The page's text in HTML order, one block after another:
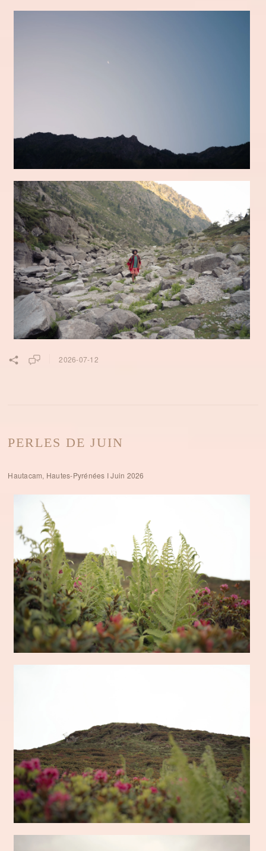
2026-07-12
PERLES DE JUIN
Hautacam, Hautes-Pyrénées I Juin 2026